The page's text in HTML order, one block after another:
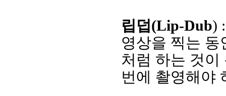
립덥(Lip-Dub)
영상을 찍는 동
처럼 하는 것이
번에 촬영해야